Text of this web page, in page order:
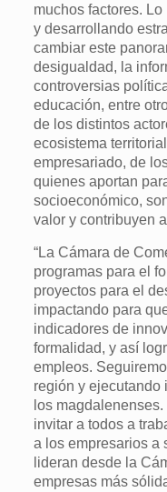
muchos factores.
y desarrollando
cambiar este
desigualdad, la
controversias
educación, entre
de los distintos
ecosistema
empresariado, de
quienes aportan
socioeconómico,
valor y contribuyen
“La Cámara de
programas para el
proyectos para el
impactando para
indicadores de
formalidad, y así
empleos.
región y ejecutando
los
invitar a todos a
a los empresarios a
lideran desde la
empresas más